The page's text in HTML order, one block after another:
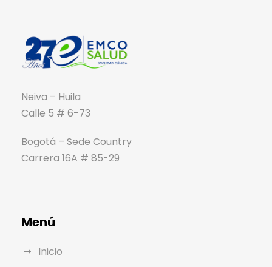
Neiva – Huila
Calle 5 # 6-73
Bogotá – Sede Country
Carrera 16A # 85-29
Menú
Inicio